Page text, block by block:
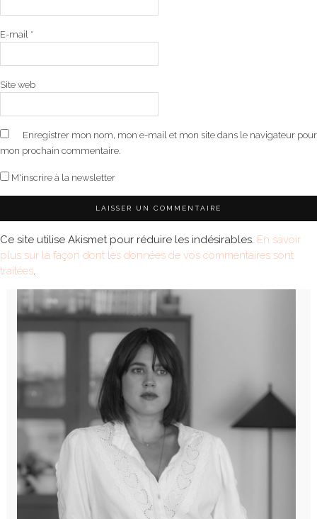
E-mail *
Site web
Enregistrer mon nom, mon e-mail et mon site dans le navigateur pour
mon prochain commentaire.
M'inscrire à la newsletter
Ce site utilise Akismet pour réduire les indésirables. En savoir
plus sur la façon dont les données de vos commentaires sont
traitées.